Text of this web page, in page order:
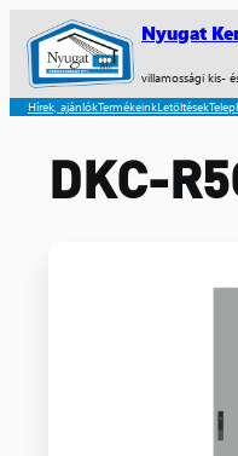
Nyugat
villamossági kis-
Hírek, ajánlókTermékeinkLetöltések
DKC-